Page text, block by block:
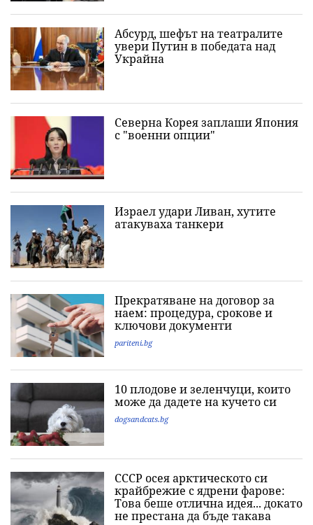
Абсурд, шефът на театралите
увери Путин в победата над
Украйна
Северна Корея заплаши Япония
с "военни опции"
Израел удари Ливан, хутите
атакуваха танкери
Прекратяване на договор за
наем: процедура, срокове и
ключови документи
pariteni.bg
10 плодове и зеленчуци, които
може да дадете на кучето си
dogsandcats.bg
СССР осея арктическото си
крайбрежие с ядрени фарове:
Това беше отлична идея... докато
не престана да бъде такава